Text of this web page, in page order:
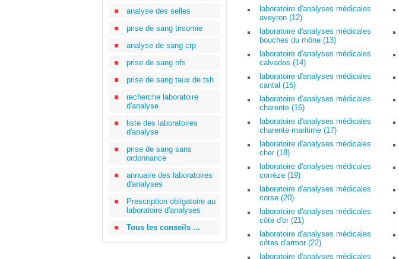
analyse des selles
prise de sang trisomie
analyse de sang crp
prise de sang nfs
prise de sang taux de tsh
recherche laboratoire
d'analyse
liste des laboratoires
d'analyse
prise de sang sans
ordonnance
annuaire des laboratoires
d'analyses
Prescription obligatoire au
laboratoire d'analyses
Tous les conseils ...
laboratoire d'analyses médicales
aveyron (12)
laboratoire d'analyses médicales
bouches du rhône (13)
laboratoire d'analyses médicales
calvados (14)
laboratoire d'analyses médicales
cantal (15)
laboratoire d'analyses médicales
charente (16)
laboratoire d'analyses médicales
charente maritime (17)
laboratoire d'analyses médicales
cher (18)
laboratoire d'analyses médicales
corrèze (19)
laboratoire d'analyses médicales
corse (20)
laboratoire d'analyses médicales
côte d'or (21)
laboratoire d'analyses médicales
côtes d'armor (22)
laboratoire d'analyses médicales